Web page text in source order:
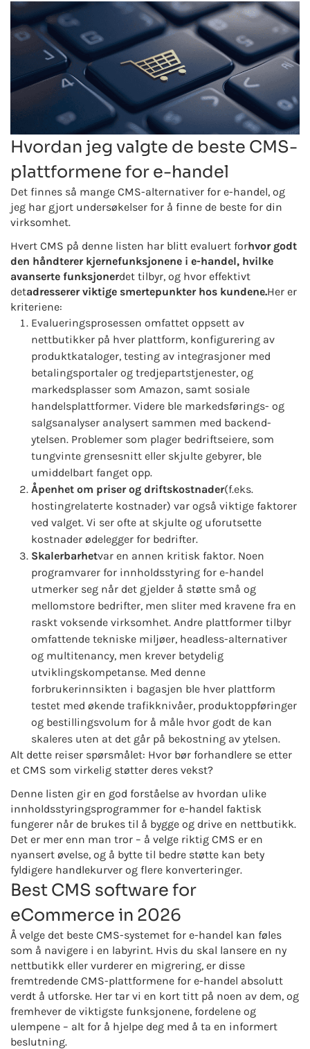
Hvordan jeg valgte de beste CMS-
plattformene for e-handel
Det finnes så mange CMS-alternativer for e-handel, og
jeg har gjort undersøkelser for å finne de beste for din
virksomhet.
Hvert CMS på denne listen har blitt evaluert forhvor godt
den håndterer kjernefunksjonene i e-handel, hvilke
avanserte funksjonerdet tilbyr, og hvor effektivt
detadresserer viktige smertepunkter hos kundene.Her er
kriteriene:
Evalueringsprosessen omfattet oppsett av
nettbutikker på hver plattform, konfigurering av
produktkataloger, testing av integrasjoner med
betalingsportaler og tredjepartstjenester, og
markedsplasser som Amazon, samt sosiale
handelsplattformer. Videre ble markedsførings- og
salgsanalyser analysert sammen med backend-
ytelsen. Problemer som plager bedriftseiere, som
tungvinte grensesnitt eller skjulte gebyrer, ble
umiddelbart fanget opp.
Åpenhet om priser og driftskostnader(f.eks.
hostingrelaterte kostnader) var også viktige faktorer
ved valget. Vi ser ofte at skjulte og uforutsette
kostnader ødelegger for bedrifter.
Skalerbarhetvar en annen kritisk faktor. Noen
programvarer for innholdsstyring for e-handel
utmerker seg når det gjelder å støtte små og
mellomstore bedrifter, men sliter med kravene fra en
raskt voksende virksomhet. Andre plattformer tilbyr
omfattende tekniske miljøer, headless-alternativer
og multitenancy, men krever betydelig
utviklingskompetanse. Med denne
forbrukerinnsikten i bagasjen ble hver plattform
testet med økende trafikknivåer, produktoppføringer
og bestillingsvolum for å måle hvor godt de kan
skaleres uten at det går på bekostning av ytelsen.
Alt dette reiser spørsmålet: Hvor bør forhandlere se etter
et CMS som virkelig støtter deres vekst?
Denne listen gir en god forståelse av hvordan ulike
innholdsstyringsprogrammer for e-handel faktisk
fungerer når de brukes til å bygge og drive en nettbutikk.
Det er mer enn man tror – å velge riktig CMS er en
nyansert øvelse, og å bytte til bedre støtte kan bety
fyldigere handlekurver og flere konverteringer.
Best CMS software for
eCommerce in 2026
Å velge det beste CMS-systemet for e-handel kan føles
som å navigere i en labyrint. Hvis du skal lansere en ny
nettbutikk eller vurderer en migrering, er disse
fremtredende CMS-plattformene for e-handel absolutt
verdt å utforske. Her tar vi en kort titt på noen av dem, og
fremhever de viktigste funksjonene, fordelene og
ulempene – alt for å hjelpe deg med å ta en informert
beslutning.